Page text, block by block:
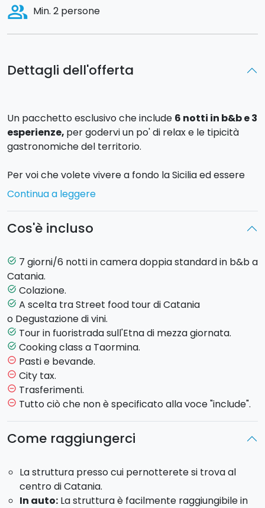
Dettagli dell'offerta
Un pacchetto esclusivo che include 6 notti in b&b e 3
esperienze, per godervi un po' di relax e le tipicità
gastronomiche del territorio.
Per voi che volete vivere a fondo la Sicilia ed essere
protagonisti di entusiasmanti esperienze
gastronomiche, cogliete al volo la nostra proposta 7
GIORNO 1
Check-in in b&b e sistemazione in camera doppia.
Serata libera.
GIORNO 2
Colazione in b&b.
Scegliete una tra le seguenti attività gastronomiche
(il pacchetto ne include solo una, ma è possibile
aggiungere anche l'altra come extra per un altro
Street Food Tour di Catania
popolari e le piazze del centro cittadino
degustando il migliore street food della città.
Degustazione di vini in cantina sull'Etna:
Continua a leggere
Cos'è incluso
task_alt 7 giorni/6 notti in camera doppia standard in b&b a
Catania.
task_alt Colazione.
task_alt A scelta tra Street food tour di Catania
o Degustazione di vini.
task_alt Tour in fuoristrada sull'Etna di mezza giornata.
task_alt Cooking class a Taormina.
remove_circle_outline Pasti e bevande.
remove_circle_outline City tax.
remove_circle_outline Trasferimenti.
remove_circle_outline Tutto ciò che non è specificato alla voce "include".
Come raggiungerci
La struttura presso cui pernotterete si trova al
centro di Catania.
In auto:La struttura è facilmente raggiungibile in
people_alt Min. 2 persone